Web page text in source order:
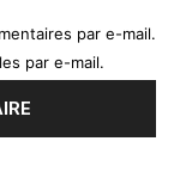
par e-mail.
par e-mail.